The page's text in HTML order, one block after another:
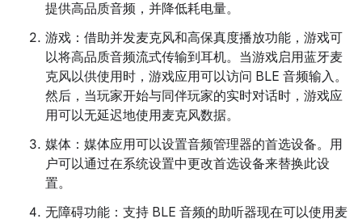
提供高品质音频，并降低耗电量。
游戏：借助并发麦克风和高保真度播放功能，游戏可
以将高品质音频流式传输到耳机。当游戏启用蓝牙麦
克风以供使用时，游戏应用可以访问 BLE 音频输入。
然后，当玩家开始与同伴玩家的实时对话时，游戏应
用可以无延迟地使用麦克风数据。
媒体：媒体应用可以设置音频管理器的首选设备。用
户可以通过在系统设置中更改首选设备来替换此设
置。
无障碍功能：支持 BLE 音频的助听器现在可以使用麦